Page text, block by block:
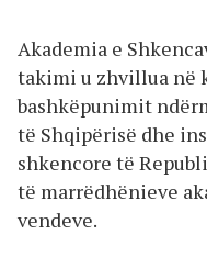
Akademia e
takimi u zhvillua në
bashkëpunimit
të Shqipërisë dhe
shkencore të
të marrëdhënieve
vendeve.